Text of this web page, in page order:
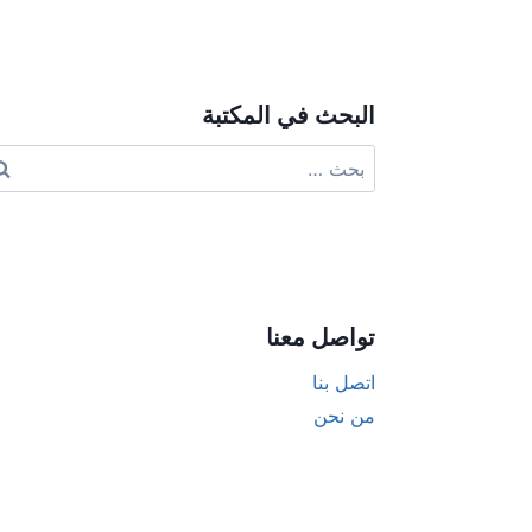
البحث في المكتبة
عن:
تواصل معنا
اتصل بنا
من نحن